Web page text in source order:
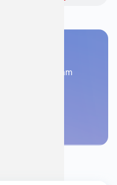
gia tư vấn và khám